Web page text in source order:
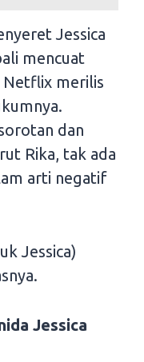
Jessica
mencuat
Netflix merilis
dan
Rika, tak ada
arti negatif
Jessica)
Jessica